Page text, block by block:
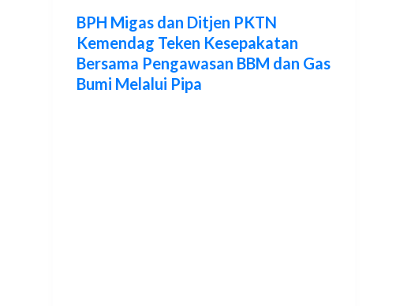
BPH Migas dan Ditjen PKTN
Kemendag Teken Kesepakatan
Bersama Pengawasan BBM dan Gas
Bumi Melalui Pipa